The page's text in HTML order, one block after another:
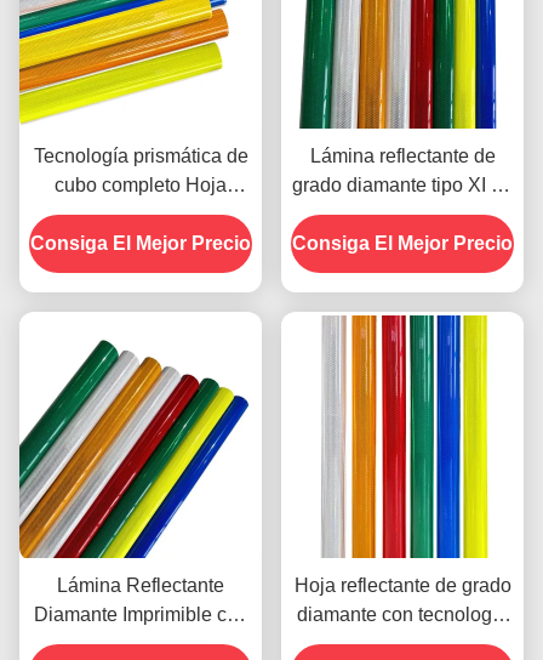
Tecnología prismática de
cubo completo Hoja
reflectante de grado
diamante con 10 años de
vida útil para la seguridad
Consiga El Mejor Precio
Lámina reflectante de
grado diamante tipo XI de
ASTM D4956 con
adhesivo sensible a la
presión para señales de
Consiga El Mejor Precio
Lámina Reflectante
Diamante Imprimible con
Alta Reflectividad y
Hoja reflectante de grado
diamante con tecnología
microprismática para 10